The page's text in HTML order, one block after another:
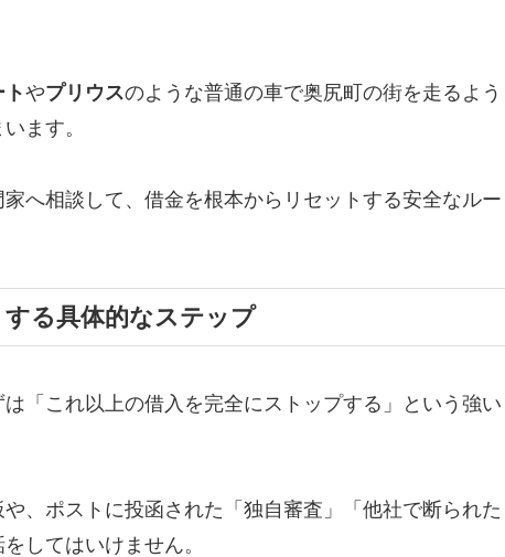
トやプリウスのような普通の車で奥尻町の街を走るよう
ます。
へ相談して、借金を根本からリセットする安全なルー
る具体的なステップ
「これ以上の借入を完全にストップする」という強い
、ポストに投函された「独自審査」「他社で断られた
してはいけません。